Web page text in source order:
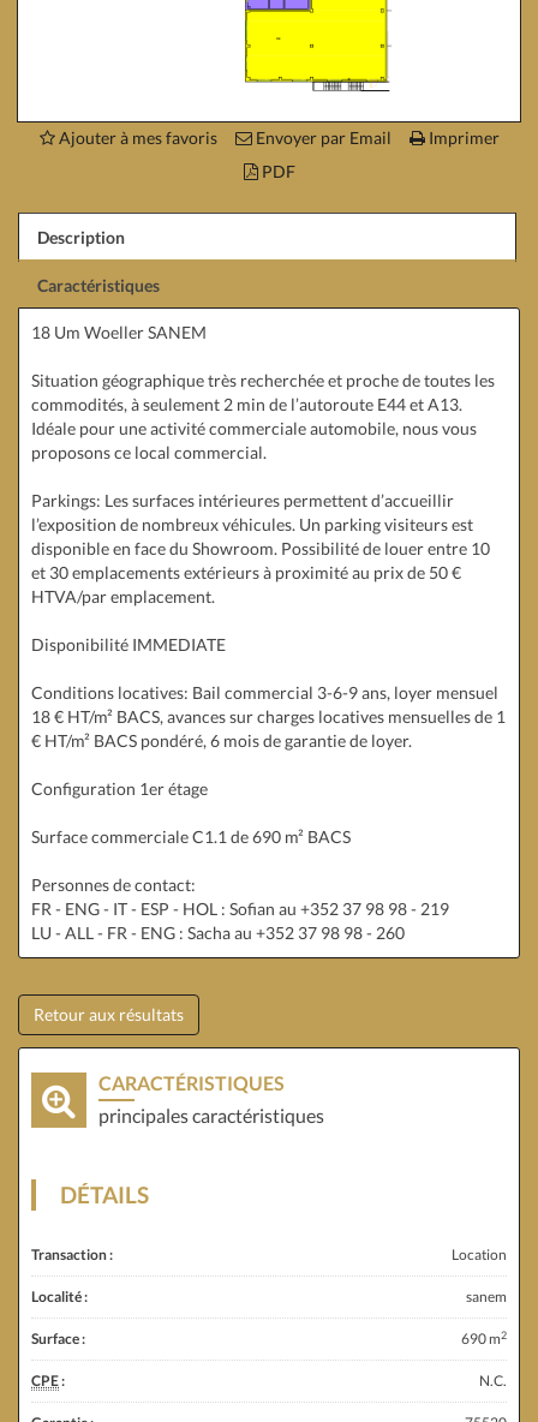
Ajouter à mes favoris Envoyer par Email
Imprimer
PDF
Description
Caractéristiques
18 Um Woeller SANEM
Situation géographique très recherchée et proche de toutes les
commodités, à seulement 2 min de l’autoroute E44 et A13.
Idéale pour une activité commerciale automobile, nous vous
proposons ce local commercial.
Parkings: Les surfaces intérieures permettent d’accueillir
l’exposition de nombreux véhicules. Un parking visiteurs est
disponible en face du Showroom. Possibilité de louer entre 10
et 30 emplacements extérieurs à proximité au prix de 50 €
HTVA/par emplacement.
Disponibilité IMMEDIATE
Conditions locatives: Bail commercial 3-6-9 ans, loyer mensuel
18 € HT/m² BACS, avances sur charges locatives mensuelles de 1
€ HT/m² BACS pondéré, 6 mois de garantie de loyer.
Configuration 1er étage
Surface commerciale C1.1 de 690 m² BACS
Personnes de contact:
FR - ENG - IT - ESP - HOL : Sofian au +352 37 98 98 - 219
LU - ALL - FR - ENG : Sacha au +352 37 98 98 - 260
Retour aux résultats
CARACTÉRISTIQUES
principales caractéristiques
DÉTAILS
Transaction : Location
Localité : sanem
Surface : 690 m2
CPE: N.C.